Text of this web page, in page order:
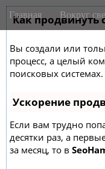
Как продвинуть
Вы создали или
процесс, а целый
поисковых системах.
Ускорение
Если вам трудно
десятки раз, а
за месяц, то в
M
a
n
m
e
n
u
i
Главная Вокруг